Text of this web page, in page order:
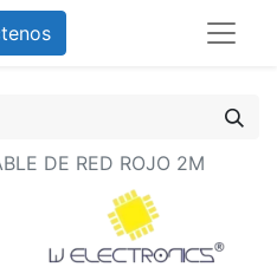
DE RED ROJO 2M